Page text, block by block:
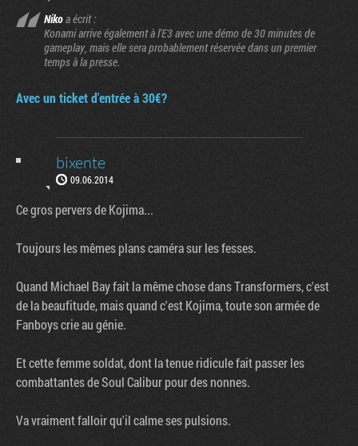
Nikoa écrit :
Konami arrive également à l'E3 avec une démo de 30 minutes de
gameplay, mais elle sera probablement réservée dans un premier
temps à la presse.
Avec un ticket d'entrée à 30€?
bixente
09.06.2014
Ce gros pervers de Kojima...
Toujours les mêmes plans caméra sur les fesses.
Quand Michael Bay fait la même chose dans Transformers, c'est
de la beaufitude, mais quand c'est Kojima, toute son armée de
Fanboys crie au génie.
Et cette femme soldat, dont la tenue ridicule fait passer les
combattantes de Soul Calibur pour des nonnes.
Va vraiment falloir qu'il calme ses pulsions.